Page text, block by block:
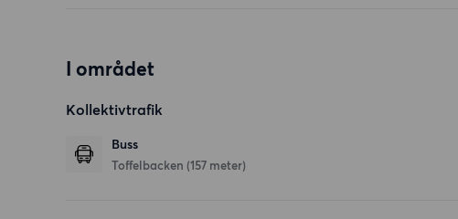
I området
Kollektivtrafik
Buss
Toffelbacken (157 meter)